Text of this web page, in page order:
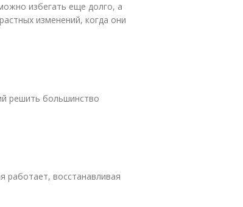
избегать еще долго, а
изменений, когда они
решить большинство
работает, восстанавливая